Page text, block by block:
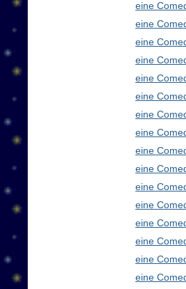
eine
eine
eine
eine
eine
eine
eine
eine
eine
eine
eine
eine
eine
eine
eine
eine